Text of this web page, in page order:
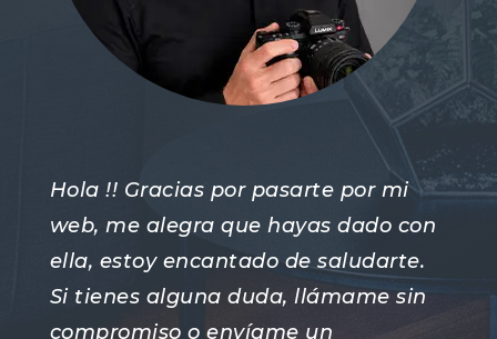
Hola !! Gracias por pasarte por mi
web, me alegra que hayas dado con
ella, estoy encantado de saludarte.
Si tienes alguna duda, llámame sin
compromiso o envíame un